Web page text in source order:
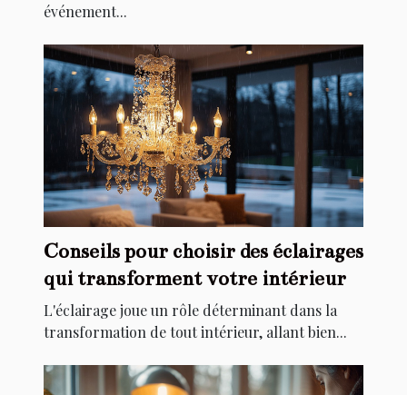
événement...
Conseils pour choisir des éclairages
qui transforment votre intérieur
L'éclairage joue un rôle déterminant dans la
transformation de tout intérieur, allant bien...